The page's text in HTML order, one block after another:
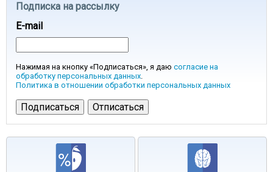
Подписка на рассылку
E-mail
Нажимая на кнопку «Подписаться», я даю согласие на
обработку персональных данных.
Политика в отношении обработки персональных данных